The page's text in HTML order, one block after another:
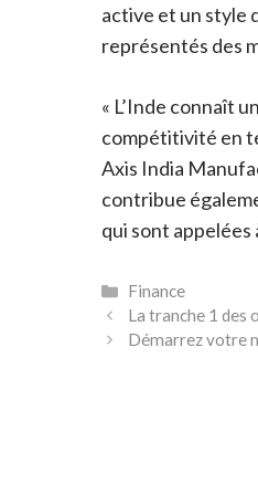
active et un style
représentés des
« L’Inde connaît
compétitivité en
Axis India
contribue
qui sont
Catégories
Finance
La tranche 1 des
Démarrez votre